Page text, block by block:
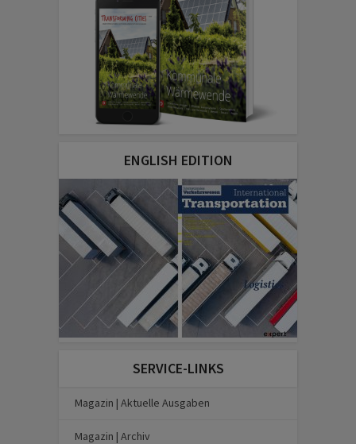
ENGLISH EDITION
SERVICE-LINKS
Magazin | Aktuelle Ausgaben
Magazin | Archiv